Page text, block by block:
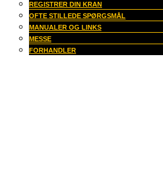
REGISTRER DIN KRAN
OFTE STILLEDE SPØRGSMÅL
MANUALER OG LINKS
MESSE
FORHANDLER